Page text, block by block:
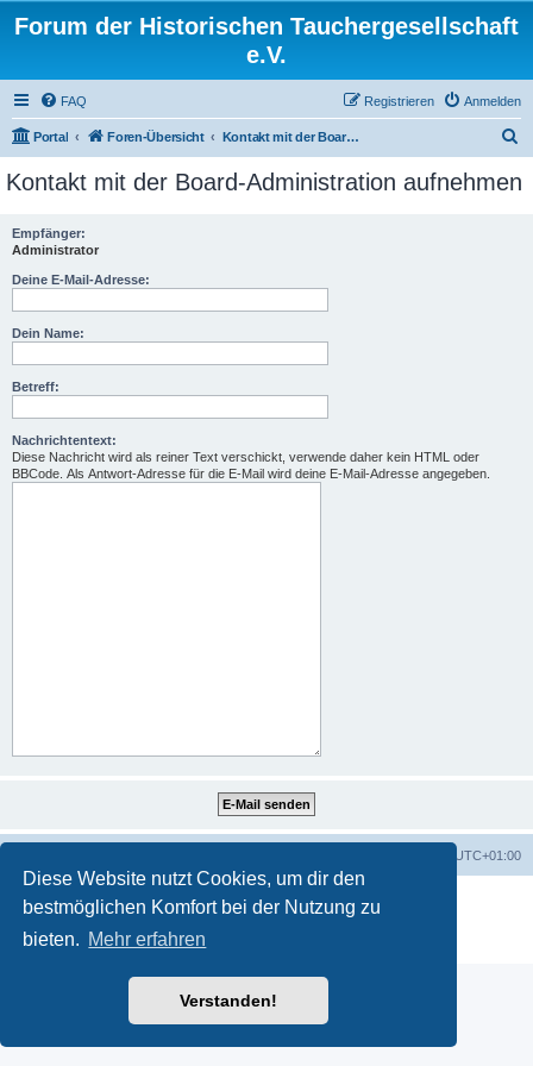
Diese Website nutzt Cookies, um dir den
bestmöglichen Komfort bei der Nutzung zu
bieten. Mehr erfahren
Verstanden!
Forum der Historischen Tauchergesellschaft
e.V.
FAQ Anmelden
Registrieren
Portal Foren-Übersicht Kontakt mit der Board-Administration aufnehmen
c
Kontakt mit der Board-Administration aufnehmen
Empfänger:
Administrator
Deine E-Mail-Adresse:
Dein Name:
Betreff:
Nachrichtentext:
Diese Nachricht wird als reiner Text verschickt, verwende daher kein HTML oder
BBCode. Als Antwort-Adresse für die E-Mail wird deine E-Mail-Adresse angegeben.
UTC+01:00
Powered by phpBB ® Forum Software © phpBB Limited
phpBB.de
Datenschutz